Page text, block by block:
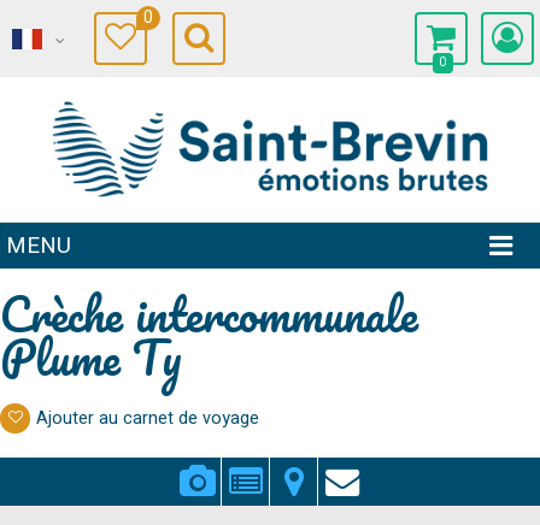
0
0
MENU
Crèche intercommunale
Plume Ty
Ajouter au carnet de voyage